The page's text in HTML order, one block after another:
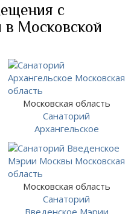
с
в Московской
Московская область
Санаторий
Архангельское
Московская область
Санаторий
Введенское Мэрии